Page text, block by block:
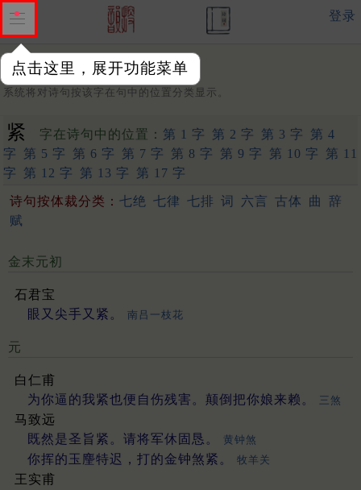
点击这里，展开功能菜单
登录
字：
系统将对诗句按该字在句中的位置分类显示。
紧 字在诗句中的位置： 第 1 字 第 2 字 第 3 字
第 4
字
第 5 字 第 6 字 第 7 字 第 8 字 第 9 字 第 10 字
第 11
字
第 12 字 第 13 字 第 17 字
诗句按体裁分类： 七绝 七律 七排 词 六言 古体 曲
辞
赋
金末元初
石君宝
眼又尖手又紧。
南吕一枝花
元
白仁甫
为你逼的我紧也便自伤残害。颠倒把你娘来赖。
三煞
马致远
既然是圣旨紧。请将军休固恳。
黄钟煞
你挥的玉麈特迟，打的金钟煞紧。 牧羊关
王实甫